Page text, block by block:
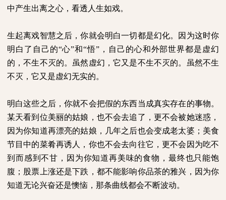
中产生出离之心，看透人生如戏。
生起离戏智慧之后，你就会明白一切都是幻化。因为这时你
明白了自己的“心”和“悟”，自己的心和外部世界都是虚幻
的，不生不灭的。虽然虚幻，它又是不生不灭的。虽然不生
不灭，它又是虚幻无实的。
明白这些之后，你就不会把假的东西当成真实存在的事物。
某天看到位美丽的姑娘，也不会去追了，更不会被她迷惑，
因为你知道再漂亮的姑娘，几年之后也会变成老太婆；美食
节目中的菜肴再诱人，你也不会去向往它，更不会因为吃不
到而感到不甘，因为你知道再美味的食物，最终也只能饱
腹；股票上涨还是下跌，都不能影响你品茶的雅兴，因为你
知道无论兴奋还是懊恼，那条曲线都会不断波动。